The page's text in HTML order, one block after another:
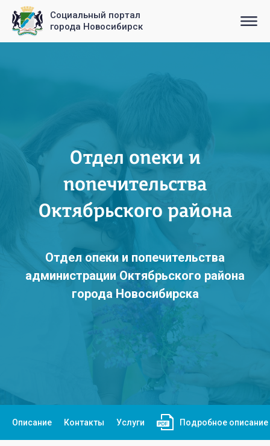
Социальный портал
города Новосибирск
Отдел опеки и
попечительства
Октябрьского района
Отдел опеки и попечительства
администрации Октябрьского района
города Новосибирска
Описание Контакты Услуги Подробное описание